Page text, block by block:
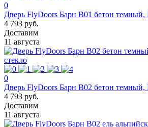
0
Дверь FlyDoors Барн B01 бетон
4 793 руб.
Доставим
11 августа
0
Дверь FlyDoors Барн B02 бетон
4 793 руб.
Доставим
11 августа